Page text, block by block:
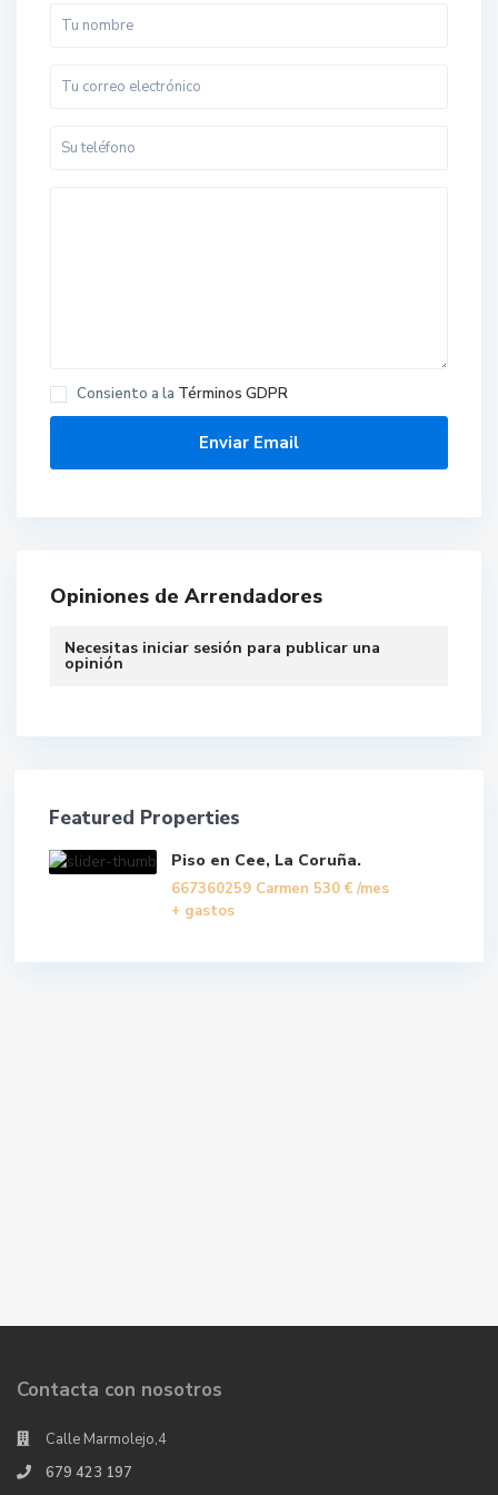
Consiento a la Términos GDPR
Opiniones de Arrendadores
Necesitas iniciar sesión para publicar una
opinión
Featured Properties
Piso en Cee, La Coruña.
667360259 Carmen 530 € /mes
+ gastos
Contacta con nosotros
Calle Marmolejo,4
679 423 197